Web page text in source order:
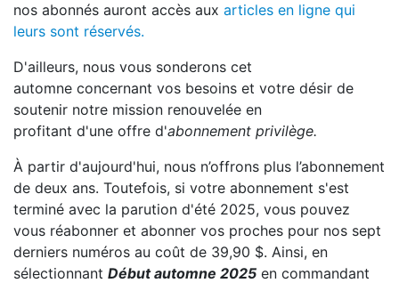
nos abonnés auront accès aux articles en ligne qui
leurs sont réservés.
D'ailleurs, nous vous sonderons cet
automne concernant vos besoins et votre désir de
soutenir notre mission renouvelée en
profitant d'une offre d'abonnement privilège.
À partir d'aujourd'hui, nous n’offrons plus l’abonnement
de deux ans. Toutefois, si votre abonnement s'est
terminé avec la parution d'été 2025, vous pouvez
vous réabonner et abonner vos proches pour nos sept
derniers numéros au coût de 39,90 $. Ainsi, en
sélectionnant Début automne 2025 en commandant